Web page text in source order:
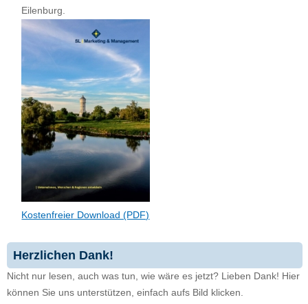
Eilenburg.
Kostenfreier Download (PDF)
Herzlichen Dank!
Nicht nur lesen, auch was tun, wie wäre es jetzt? Lieben Dank! Hier
können Sie uns unterstützen, einfach aufs Bild klicken.